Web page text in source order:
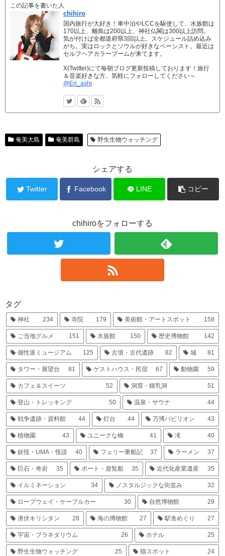
この記事を書いた人
chihiro
国内旅行が大好き！車中泊やLCCを駆使して、水族館は
170以上、離島は200以上、神社仏閣は300以上訪問。
気が付けば全都道府県3回以上。スケジュール詰め込み
がち。実はロックとソウルが好きなベーシスト。最近は
セルフヘアカラーブームが来てます。
X(Twitter)にて毎朝ブログ更新投稿しております！旅行
＆音楽好きな方、気軽にフォローしてください～
@Eri_ashi
奄美大島 奄美群島 野生生物ウォッチング
シェアする
Twitter Facebook LINE コピー
chihiroをフォローする
タグ
神社 234 寺院 179 美術館・アートスポット 158
ご当地グルメ 151 水族館 150 歴史博物館 142
個性派ミュージアム 125 古墳・古代遺跡 82 城 81
タワー・展望台 81 ゲストハウス・民宿 67 動物園 59
カフェ＆スイーツ 52 洞窟・鍾乳洞 51
登山・トレッキング 50 温泉・サウナ 44
戦争遺跡・資料館 44 灯台 44 万博パビリオン 43
植物園 43 ユニークな橋 41 滝 40
妖怪・UMA・怪談 40 フェリー乗船記 37 ラーメン 37
巨石・奇岩 35 ボート・遊覧船 35 近代化産業遺産 35
イルミネーション 34 ノスタルジックな街並み 32
ロープウェイ・ケーブルカー 30 自然博物館 29
潜伏キリシタン 28 海の博物館 27 駅舎めぐり 27
宇宙・プラネタリウム 26 ホテル 25
野生生物ウォッチング 25 猫スポット 24